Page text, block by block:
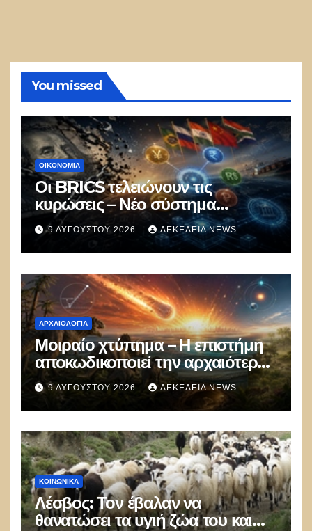
You missed
ΟΙΚΟΝΟΜΙΑ
Οι BRICS τελειώνουν τις
κυρώσεις – Νέο σύστημα
πληρωμών με ψηφιακά
νομίσματα εκτός δολαρίου για το
εμπόριο
9 ΑΥΓΟΎΣΤΟΥ 2026 ΔΕΚΈΛΕΙΑ NEWS
ΑΡΧΑΙΟΛΟΓΊΑ
Μοιραίο χτύπημα – Η επιστήμη
αποκωδικοποιεί την αρχαιότερη
μαζική δολοφονία στην Ιστορία
9 ΑΥΓΟΎΣΤΟΥ 2026 ΔΕΚΈΛΕΙΑ NEWS
ΚΟΙΝΩΝΙΚΑ
Λέσβος: Τον έβαλαν να
θανατώσει τα υγιή ζώα του και